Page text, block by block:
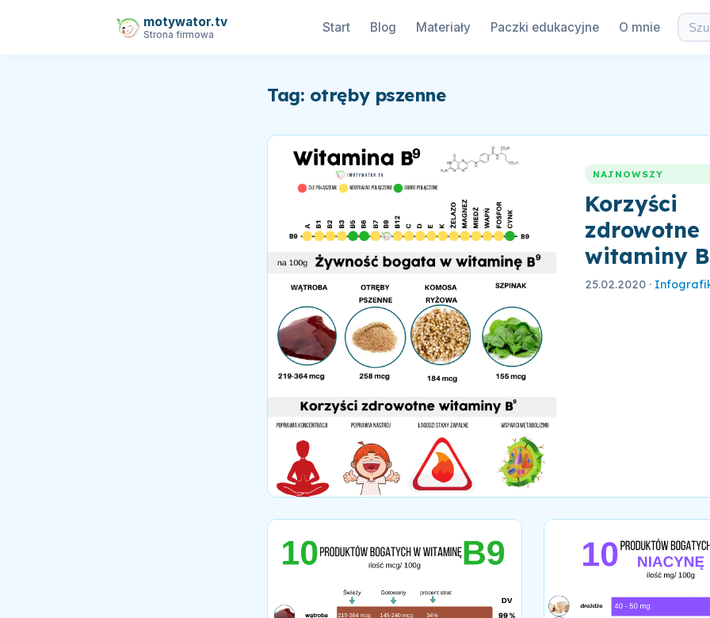
motywator.tv
Strona firmowa Start Blog Materiały Paczki edukacyjne O mnie
Tag: otręby pszenne
NAJNOWSZY
Korzyści
zdrowotne
witaminy
25.02.2020 ·